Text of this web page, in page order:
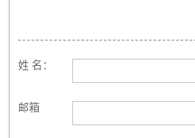
姓 名：
邮箱